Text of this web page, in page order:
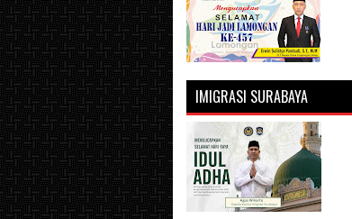
IMIGRASI SURABAYA